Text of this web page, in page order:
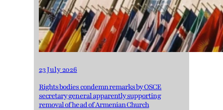
23 July 2026
Rights bodies condemn remarks by OSCE
secretary general apparently supporting
removal of head of Armenian Church